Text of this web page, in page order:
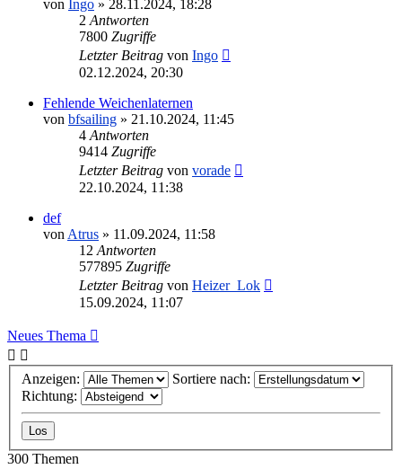
von Ingo » 28.11.2024, 18:28
2 Antworten
7800 Zugriffe
Letzter Beitrag von Ingo
02.12.2024, 20:30
Fehlende Weichenlaternen
von bfsailing » 21.10.2024, 11:45
4 Antworten
9414 Zugriffe
Letzter Beitrag von vorade
22.10.2024, 11:38
def
von Atrus » 11.09.2024, 11:58
12 Antworten
577895 Zugriffe
Letzter Beitrag von Heizer_Lok
15.09.2024, 11:07
Neues Thema
Anzeigen:
Sortiere nach:
Richtung:
300 Themen